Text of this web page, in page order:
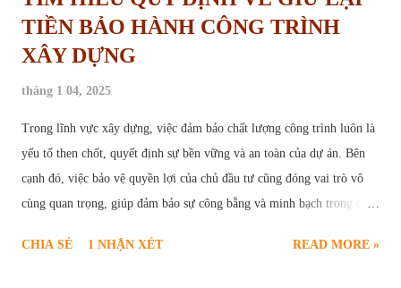
TIỀN BẢO HÀNH CÔNG TRÌNH
XÂY DỰNG
tháng 1 04, 2025
Trong lĩnh vực xây dựng, việc đảm bảo chất lượng công trình luôn là
yếu tố then chốt, quyết định sự bền vững và an toàn của dự án. Bên
cạnh đó, việc bảo vệ quyền lợi của chủ đầu tư cũng đóng vai trò vô
cùng quan trọng, giúp đảm bảo sự công bằng và minh bạch trong quá
thành một điều khoản phổ biến, được quy định rõ ràng trong các hợp
CHIA SẺ 1 NHẬN XÉT READ MORE »